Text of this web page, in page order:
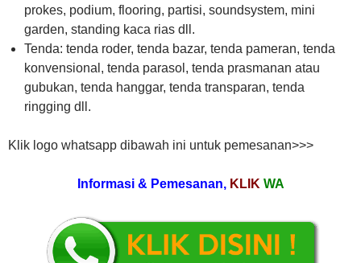
prokes, podium, flooring, partisi, soundsystem, mini
garden, standing kaca rias dll.
Tenda: tenda roder, tenda bazar, tenda pameran, tenda
konvensional, tenda parasol, tenda prasmanan atau
gubukan, tenda hanggar, tenda transparan, tenda
ringging dll.
Klik logo whatsapp dibawah ini untuk pemesanan>>>
Informasi & Pemesanan, KLIK WA